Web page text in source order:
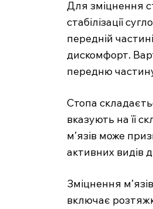
Для зміцнення
стабілізації
передній
дискомфорт.
передню
Стопа
вказують на її
м’язів може
активних видів
Зміцнення
включає